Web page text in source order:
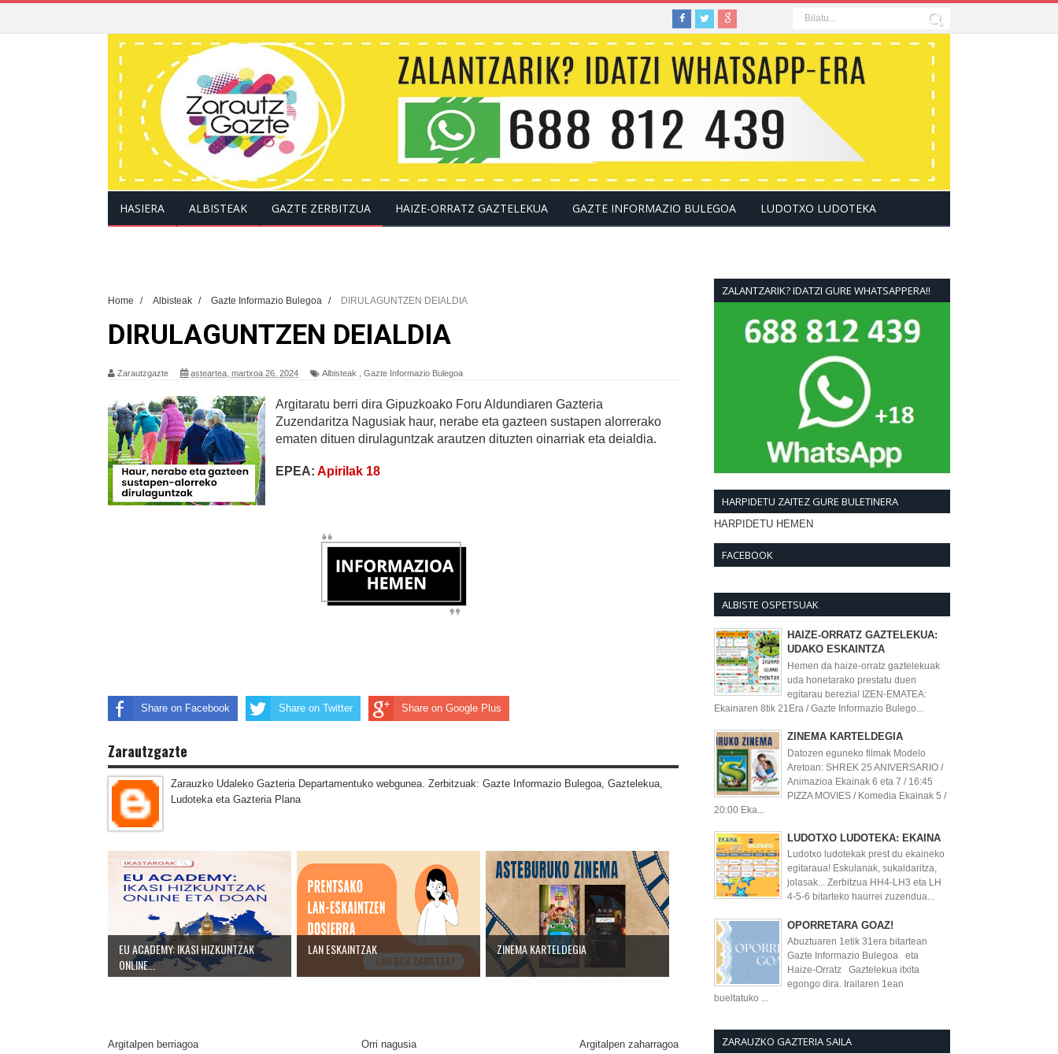
HASIERA ALBISTEAK GAZTE ZERBITZUA HAIZE-ORRATZ GAZTELEKUA GAZTE INFORMAZIO BULEGOA LUDOTXO LUDOTEKA
Home / Albisteak / Gazte Informazio Bulegoa / DIRULAGUNTZEN DEIALDIA
DIRULAGUNTZEN DEIALDIA
Zarautzgazte asteartea, martxoa 26, 2024 Albisteak Gazte Informazio Bulegoa
Argitaratu berri dira Gipuzkoako Foru Aldundiaren Gazteria
Zuzendaritza Nagusiak haur, nerabe eta gazteen sustapen alorrerako
ematen dituen dirulaguntzak arautzen dituzten oinarriak eta deialdia.
EPEA: Apirilak 18
Share on Facebook Share on Twitter Share on Google Plus
Zarautzgazte
Zarauzko Udaleko Gazteria Departamentuko webgunea. Zerbitzuak: Gazte Informazio Bulegoa, Gaztelekua,
Ludoteka eta Gazteria Plana
EU ACADEMY: IKASI HIZKUNTZAK
ONLINE...
LAN ESKAINTZAK ZINEMA KARTELDEGIA
Argitalpen berriagoa Argitalpen zaharragoa
Orri nagusia
ZALANTZARIK? IDATZI GURE WHATSAPPERA!!
HARPIDETU ZAITEZ GURE BULETINERA
HARPIDETU HEMEN
FACEBOOK
ALBISTE OSPETSUAK
HAIZE-ORRATZ GAZTELEKUA:
UDAKO ESKAINTZA
Hemen da haize-orratz gaztelekuak
uda honetarako prestatu duen
egitarau berezia! IZEN-EMATEA:
Ekainaren 8tik 21Era / Gazte Informazio Bulego...
ZINEMA KARTELDEGIA
Datozen eguneko filmak Modelo
Aretoan: SHREK 25 ANIVERSARIO /
Animazioa Ekainak 6 eta 7 / 16:45
PIZZA MOVIES / Komedia Ekainak 5 /
20:00 Eka...
LUDOTXO LUDOTEKA: EKAINA
Ludotxo ludotekak prest du ekaineko
egitaraua! Eskulanak, sukaldaritza,
jolasak... Zerbitzua HH4-LH3 eta LH
4-5-6 bitarteko haurrei zuzendua...
OPORRETARA GOAZ!
Abuztuaren 1etik 31era bitartean
Gazte Informazio Bulegoa eta
Haize-Orratz Gaztelekua itxita
egongo dira. Irailaren 1ean
bueltatuko ...
ZARAUZKO GAZTERIA SAILA